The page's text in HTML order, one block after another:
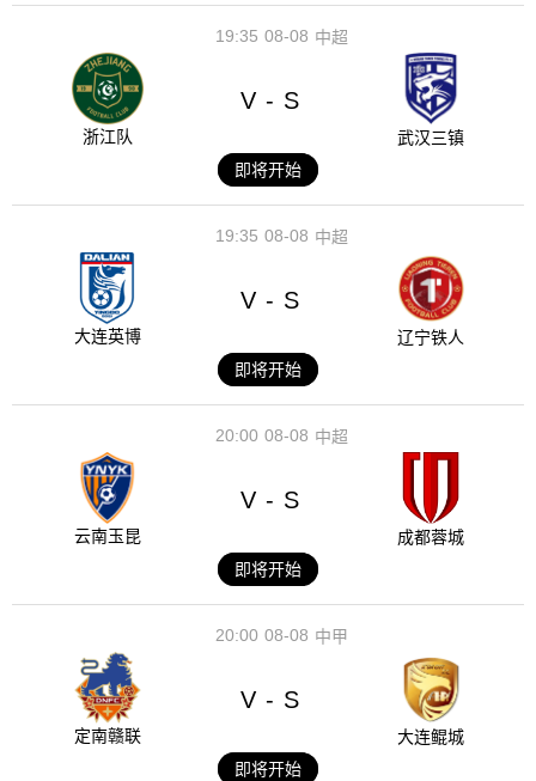
08-08
19:35 中超
浙江队
V - S
武汉三镇
即将开始
08-08
19:35 中超
大连英博
V - S
辽宁铁人
即将开始
08-08
20:00 中超
云南玉昆
V - S
成都蓉城
即将开始
08-08
20:00 中甲
定南赣联
V - S
大连鲲城
即将开始